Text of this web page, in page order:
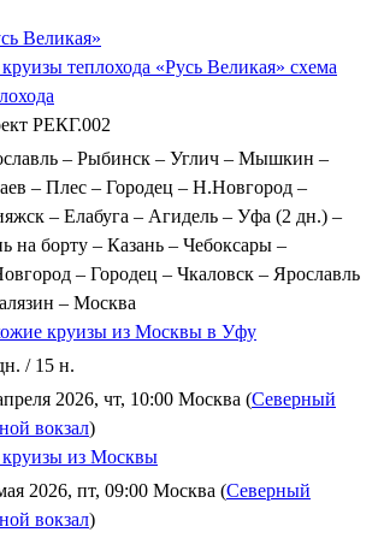
Великая»
круизы теплохода «Русь Великая» схема
РЕКГ.002
– Рыбинск – Углич – Мышкин –
– Плес – Городец – Н.Новгород –
– Елабуга – Агидель – Уфа (2 дн.) –
на борту – Казань – Чебоксары –
– Городец – Чкаловск – Ярославль
– Москва
круизы из Москвы в Уфу
/ 15 н.
2026, чт, 10:00 Москва (Северный
вокзал)
круизы из Москвы
2026, пт, 09:00 Москва (Северный
вокзал)